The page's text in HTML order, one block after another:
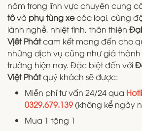
năm trong lĩnh vực chuyên cung
tôvà phụ tùng xecác loại, cùng
lành nghề, nhiệt tình, thân thiện
Vịêt Phátcam kết mang đến cho
những dịch vụ cũng như giá
trường hiện nay. Đặc biệt đến với
Việt Phátquý khách sẽ được:
Miễn phí tư vấn 24/24 qua
0329.679.139(không kể ngày
Mua 1 tặng 1